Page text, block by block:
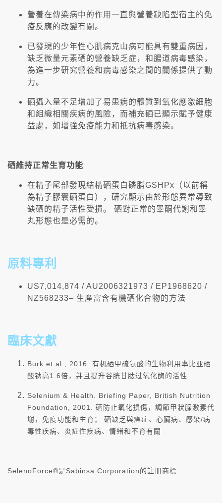
營養在傳染病中的作用一直與營養缺陷型宿主的免
疫反應的改變有關。
已發現的少年性心肌病克山病可能具有雙重病因，
缺乏微量元素硒的營養缺乏症，和腸道病毒感染，
為進一步研究營養和病毒感染之間的關係提供了動
力。
硒攝入量不足增加了易患病的體質到氧化應激細胞
和組織相關疾病的風險，而補充硒已顯示賦予健康
益處，如增強免疫能力和抵抗病毒感染。
硒維持正常生育功能
在精子尾部發現結構硒蛋白磷脂GSHPx（以前稱
為精子膠囊硒蛋白），研究顯示由於形態異常導致
缺硒的精子活性受損。 硒對正常的睾酮代謝和睾
丸形態也是必需的。
原料專利
US7,014,874 / AU2006321973 / EP1968620 /
NZ568233– 生產富含有機硒化合物的方法
臨床文獻
Burk et al., 2016. 有机硒甲硫氨酸的生物利用率比亚硒
酸钠高1.6倍，并且提升谷胱甘肽过氧化酶的活性
Selenium & Health. Briefing Paper, British Nutrition
Foundation, 2001. 硒防止氧化損傷，調節甲狀腺激素代
謝，免疫功能和生育； 硒缺乏與癌症、心臟病、感染/病
毒性疾病、炎症性疾病、情緒和不育有關
SelenoForce®是Sabinsa Corporation的註冊商標